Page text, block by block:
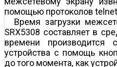
помощью протоколов
Время загрузки
SRX5308 составляет в
времени производится
устройства с помощь
до того момента, как